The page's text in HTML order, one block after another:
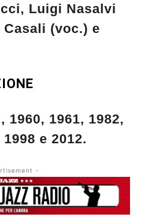
Luigi Nasalvi
(voc.) e
1961, 1982,
e 2012.
-